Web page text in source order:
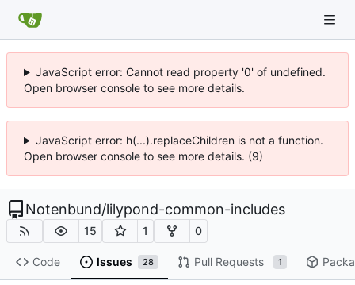
JavaScript error: Cannot read property '0' of undefined.
Open browser console to see more details.
JavaScript error: h(...).replaceChildren is not a function.
Open browser console to see more details. (9)
Notenbund/lilypond-common-includes
15 1 0
Code Issues 28 Pull Requests 1